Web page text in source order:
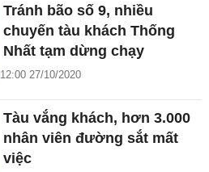
Tránh bão số 9, nhiều
chuyến tàu khách Thống
Nhất tạm dừng chạy
12:00 27/10/2020
Tàu vắng khách, hơn 3.000
nhân viên đường sắt mất
việc